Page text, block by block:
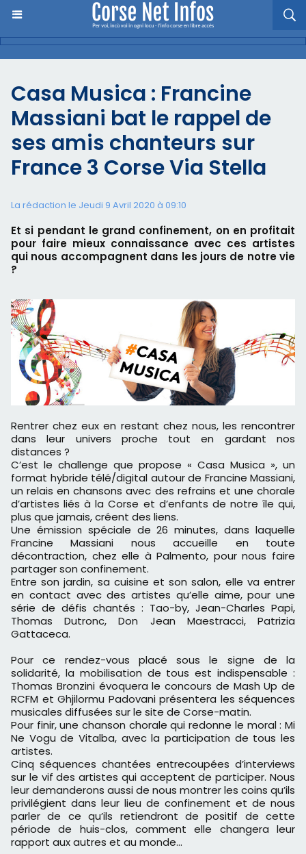
Casa Musica : Francine
Massiani bat le rappel de
ses amis chanteurs sur
France 3 Corse Via Stella
La rédaction le Jeudi 9 Avril 2020 à 09:10
Et si pendant le grand confinement, on en profitait
pour faire mieux connaissance avec ces artistes
qui nous accompagnent dans les jours de notre vie
?
Rentrer chez eux en restant chez nous, les rencontrer
dans leur univers proche tout en gardant nos
distances ?
C’est le challenge que propose « Casa Musica », un
format hybride télé/digital autour de Francine Massiani,
un relais en chansons avec des refrains et une chorale
d’artistes liés à la Corse et d’enfants de notre île qui,
plus que jamais, créent des liens.
Une émission spéciale de 26 minutes, dans laquelle
Francine Massiani nous accueille en toute
décontraction, chez elle à Palmento, pour nous faire
partager son confinement.
Entre son jardin, sa cuisine et son salon, elle va entrer
en contact avec des artistes qu’elle aime, pour une
série de défis chantés : Tao-by, Jean-Charles Papi,
Thomas Dutronc, Don Jean Maestracci, Patrizia
Gattaceca.
Pour ce rendez-vous placé sous le signe de la
solidarité, la mobilisation de tous est indispensable :
Thomas Bronzini évoquera le concours de Mash Up de
RCFM et Ghjilormu Padovani présentera les séquences
musicales diffusées sur le site de Corse-matin.
Pour finir, une chanson chorale qui redonne le moral : Mi
Ne Vogu de Vitalba, avec la participation de tous les
artistes.
Cinq séquences chantées entrecoupées d’interviews
sur le vif des artistes qui acceptent de participer. Nous
leur demanderons aussi de nous montrer les coins qu’ils
privilégient dans leur lieu de confinement et de nous
parler de ce qu’ils retiendront de positif de cette
période de huis-clos, comment elle changera leur
rapport aux autres et au monde…